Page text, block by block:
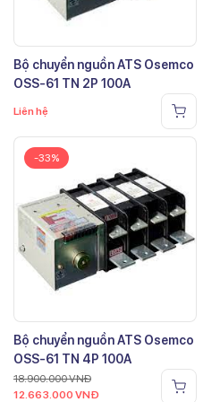
Bộ chuyển nguồn ATS Osemco
OSS-61 TN 2P 100A
Liên hệ
-33%
Bộ chuyển nguồn ATS Osemco
OSS-61 TN 4P 100A
18.900.000VNĐ
12.663.000 VNĐ